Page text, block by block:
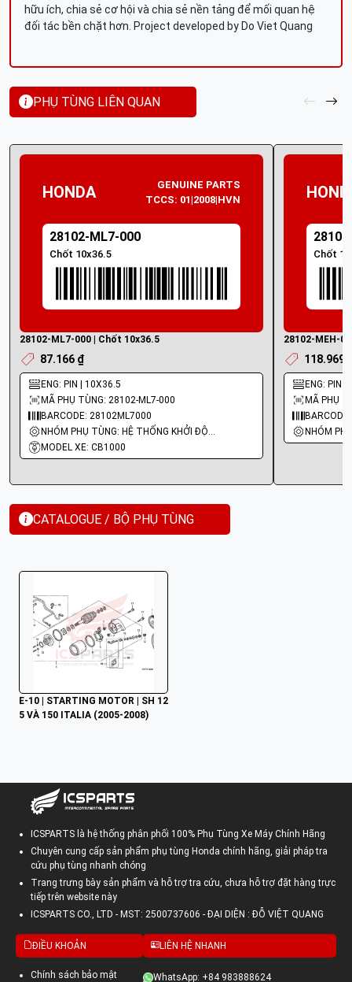
hữu ích, chia sẻ cơ hội và chia sẻ nền tảng để mối quan hệ
đối tác bền chặt hơn. Project developed by Do Viet Quang
PHỤ TÙNG LIÊN QUAN
HONDA
GENUINE PARTS
TCCS: 01|2008|HVN
28102-ML7-000
Chốt 10x36.5
28102-ML7-000 | Chốt 10x36.5
87.166 ₫
ENG: PIN | 10X36.5
MÃ PHỤ TÙNG: 28102-ML7-000
BARCODE: 28102ML7000
NHÓM PHỤ TÙNG: HỆ THỐNG KHỞI ĐỘNG - ĐỀ
MODEL XE: CB1000
Chốt
28102-MEH-
118.969
ENG: PIN |
MÃ PHỤ
CATALOGUE / BỘ PHỤ TÙNG
E-10 | STARTING MOTOR | SH 12
5 VÀ 150 ITALIA (2005-2008)
ICSPARTS là hệ thống phân phối 100% Phụ Tùng Xe Máy Chính Hãng
Chuyên cung cấp sản phẩm phụ tùng Honda chính hãng, giải pháp tra
cứu phụ tùng nhanh chóng
Trang trưng bày sản phẩm và hỗ trợ tra cứu, chưa hỗ trợ đặt hàng trực
tiếp trên website này
ICSPARTS CO., LTD - MST: 2500737606 - ĐẠI DIỆN : ĐỖ VIỆT QUANG
ĐIỀU KHOẢN
Chính sách bảo mật
LIÊN HỆ NHANH
WhatsApp: +84 983888624